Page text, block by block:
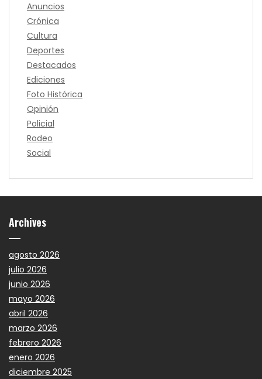
Anuncios
Crónica
Cultura
Deportes
Destacados
Ediciones
Foto Histórica
Opinión
Policial
Rodeo
Social
Archives
agosto 2026
julio 2026
junio 2026
mayo 2026
abril 2026
marzo 2026
febrero 2026
enero 2026
diciembre 2025